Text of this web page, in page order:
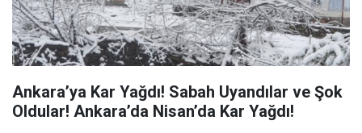
Ankara’ya Kar Yağdı! Sabah Uyandılar ve Şok
Oldular! Ankara’da Nisan’da Kar Yağdı!